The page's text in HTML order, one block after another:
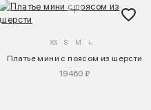
XS S M L
Платье мини с поясом из шерсти
19460 ₽